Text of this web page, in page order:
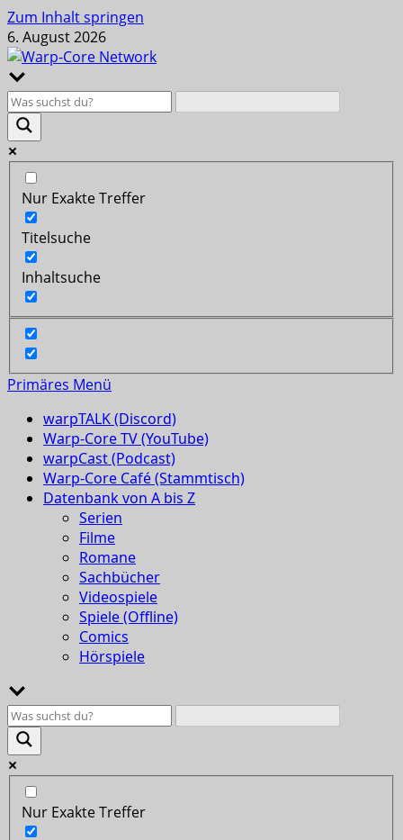
Zum Inhalt springen
6. August 2026
Nur Exakte Treffer
Titelsuche
Inhaltsuche
Primäres Menü
warpTALK (Discord)
Warp-Core TV (YouTube)
warpCast (Podcast)
Warp-Core Café (Stammtisch)
Datenbank von A bis Z
Serien
Filme
Romane
Sachbücher
Videospiele
Spiele (Offline)
Comics
Hörspiele
Nur Exakte Treffer